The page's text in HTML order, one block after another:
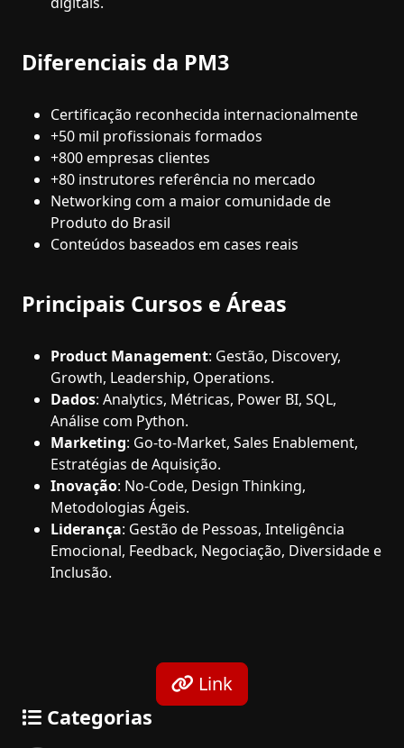
Diferenciais da PM3
Certificação reconhecida internacionalmente
+50 mil profissionais formados
+800 empresas clientes
+80 instrutores referência no mercado
Networking com a maior comunidade de
Produto do Brasil
Conteúdos baseados em cases reais
Principais Cursos e Áreas
Product Management: Gestão, Discovery,
Growth, Leadership, Operations.
Dados: Analytics, Métricas, Power BI, SQL,
Análise com Python.
Marketing: Go-to-Market, Sales Enablement,
Estratégias de Aquisição.
Inovação: No-Code, Design Thinking,
Metodologias Ágeis.
Liderança: Gestão de Pessoas, Inteligência
Emocional, Feedback, Negociação, Diversidade e
Inclusão.
Link
Categorias